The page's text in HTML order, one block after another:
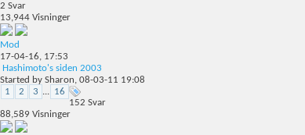
2 Svar
13,944 Visninger
Mod
17-04-16, 17:53
Hashimoto's siden 2003
Started by Sharon, 08-03-11 19:08
1
2 3 ... 16
152 Svar
88,589 Visninger